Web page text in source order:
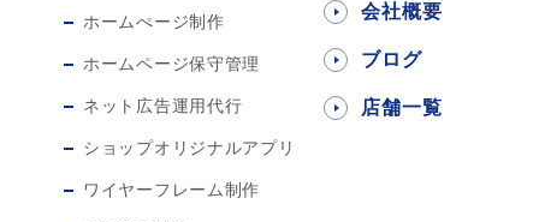
ホームぺージ制作
ホームページ保守管理
ネット広告運用代行
ショップオリジナルアプリ
ワイヤーフレーム制作
会社概要
ブログ
店舗一覧